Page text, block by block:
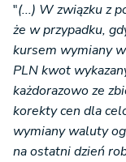
"(...) W związku z
że w przypadku,
kursem wymiany
PLN kwot
każdorazowo ze
korekty cen dla
wymiany waluty
na ostatni dzień